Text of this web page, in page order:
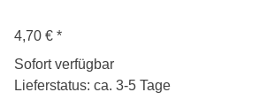
4,70 € *
Sofort verfügbar
Lieferstatus: ca. 3-5 Tage